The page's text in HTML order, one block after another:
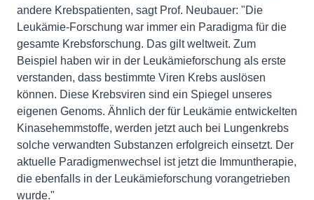
andere Krebspatienten, sagt Prof. Neubauer: "Die
Leukämie-Forschung war immer ein Paradigma für die
gesamte Krebsforschung. Das gilt weltweit. Zum
Beispiel haben wir in der Leukämieforschung als erste
verstanden, dass bestimmte Viren Krebs auslösen
können. Diese Krebsviren sind ein Spiegel unseres
eigenen Genoms. Ähnlich der für Leukämie entwickelten
Kinasehemmstoffe, werden jetzt auch bei Lungenkrebs
solche verwandten Substanzen erfolgreich einsetzt. Der
aktuelle Paradigmenwechsel ist jetzt die Immuntherapie,
die ebenfalls in der Leukämieforschung vorangetrieben
wurde."